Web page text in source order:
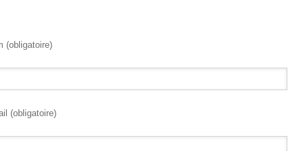
(obligatoire)
(obligatoire)